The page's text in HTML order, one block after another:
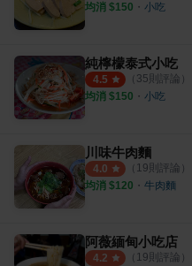
均消 $150 ・ 小吃
純檸檬泰式小吃
4.5 （ 35則評論）
均消 $150 ・ 小吃
川味牛肉麵
4.0 （ 19則評論）
均消 $120 ・ 牛肉麵
阿薇緬甸小吃店
4.2 （ 19則評論）